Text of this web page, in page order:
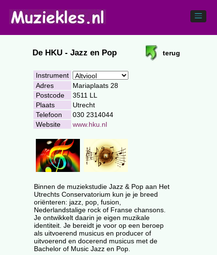
De HKU - Jazz en Pop terug
Instrument
Adres
Mariaplaats 28
Postcode
3511 LL
Plaats
Utrecht
Telefoon
030 2314044
Website
www.hku.nl
Binnen de muziekstudie Jazz & Pop aan Het
Utrechts Conservatorium kun je je breed
oriënteren: jazz, pop, fusion,
Nederlandstalige rock of Franse chansons.
Je ontwikkelt daarin je eigen muzikale
identiteit. Je bereidt je voor op een beroep
als uitvoerend musicus en producer of
uitvoerend en docerend musicus met de
Bachelor of Music Jazz en Pop.